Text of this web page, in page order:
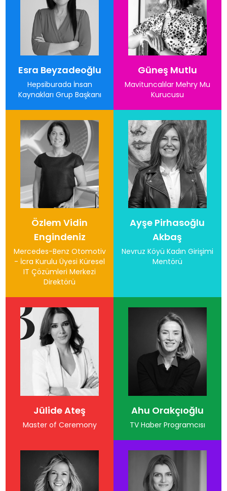
Esra Beyzadeoğlu
Hepsiburada İnsan
Kaynakları Grup Başkanı
Güneş Mutlu
Mavituncalılar Mehry Mu
Kurucusu
Özlem Vidin
Engindeniz
Mercedes-Benz Otomotiv
- İcra Kurulu Üyesi Küresel
IT Çözümleri Merkezi
Direktörü
Ayşe Pirhasoğlu
Akbaş
Nevruz Köyü Kadın Girişimi
Mentörü
Jülide Ateş
Master of Ceremony
Ahu Orakçıoğlu
TV Haber Programcısı